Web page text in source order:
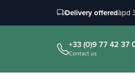
Delivery offeredàpd
+33 (0)9 77 42 37
Contact us